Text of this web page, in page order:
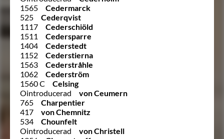
1565
Cedermarck
525
Cederqvist
1117
Cederschiöld
1511
Cedersparre
1404
Cederstedt
1152
Cederstierna
1563
Cederstråhle
1062
Cederström
1560 C
Celsing
Ointroducerad
von Ceumern
765
Charpentier
417
von Chemnitz
534
Chounfelt
Ointroducerad
von Christell